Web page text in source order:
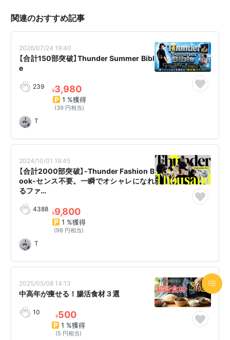
関連のおすすめ記事
2026/07/24 19:40
【合計150部突破】Thunder Summer Bibl
e
239 ¥3,980
1 %獲得
(39 円相当)
T
2024/10/01 19:45
【合計2000部突破】-Thunder Fashion B
ook-センス不要。一瞬でオシャレになれ
るファ…
4388 ¥9,800
1 %獲得
(98 円相当)
T
2025/05/08 14:13
中高年が痩せる！腸活食材３選
10 ¥500
1 %獲得
(5 円相当)